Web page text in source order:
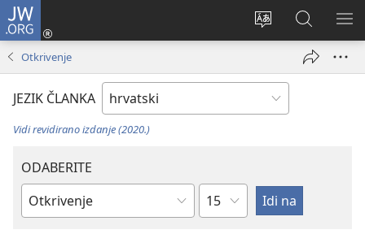
JW.ORG
Promijeni
Prijava
(otvara
prozor)
JW.ORG
|
Pretraga
Otkrivenje
JEZIK ČLANKA
Vidi revidirano izdanje (2020.)
ODABERITE
Biblijska
Poglavlje